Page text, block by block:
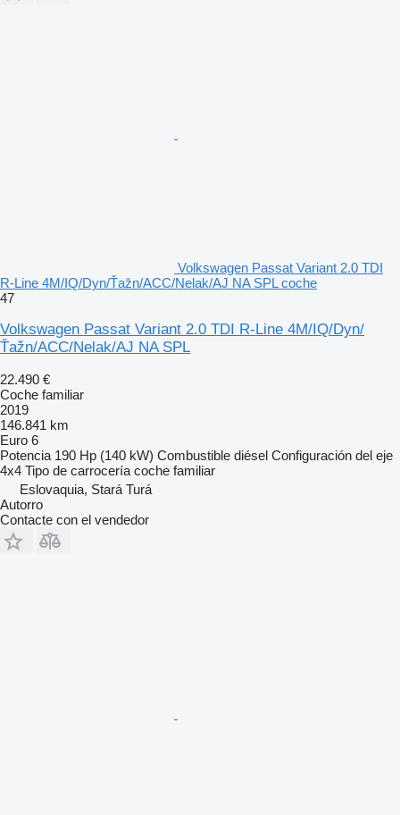
Volkswagen Passat Variant 2.0 TDI
R-Line 4M/IQ/Dyn/Ťažn/ACC/Nelak/AJ NA SPL coche
47
Volkswagen Passat Variant 2.0 TDI R-Line 4M/IQ/Dyn/
Ťažn/ACC/Nelak/AJ NA SPL
22.490 €
Coche familiar
2019
146.841 km
Euro 6
Potencia 190 Hp (140 kW) Combustible diésel Configuración del eje
4x4 Tipo de carrocería coche familiar
Eslovaquia, Stará Turá
Autorro
Contacte con el vendedor